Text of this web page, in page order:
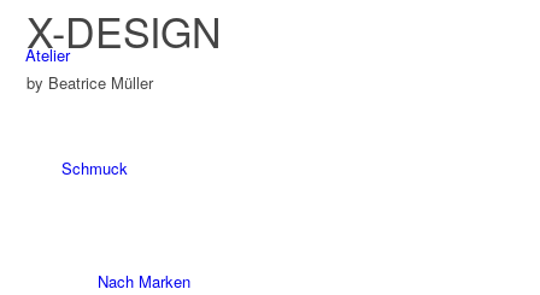
Atelier
Schmuck
Nach Marken
X-DESIGN
by Beatrice Müller